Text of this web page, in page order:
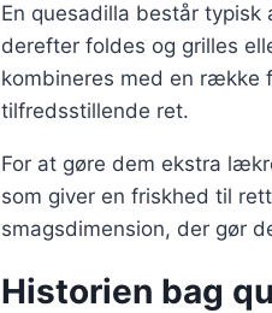
En quesadilla består
derefter foldes og grilles
kombineres med en række
tilfredsstillende ret.
For at gøre dem ekstra
som giver en friskhed til
smagsdimension, der gør
Historien bag